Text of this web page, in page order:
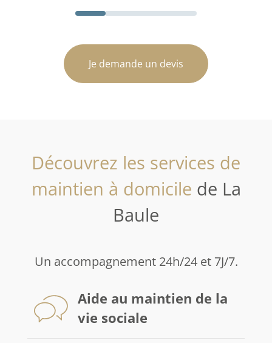
Je demande un devis
Découvrez les services de
maintien à domicile de La
Baule
Un accompagnement 24h/24 et 7J/7.
Aide au maintien de la
vie sociale